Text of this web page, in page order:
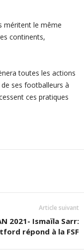
méritent le même
continents,
toutes les actions
ses footballeurs à
ces pratiques
Article suivant
2021- Ismaïla Sarr:
répond à la FSF